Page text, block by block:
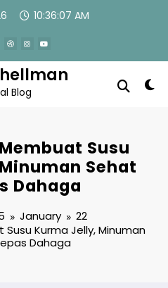
10:36:07 AM
Blog
Susu
Sehat
Dahaga
January
22
Kurma Jelly, Minuman
Dahaga